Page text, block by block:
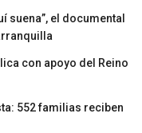
suena”, el documental
con apoyo del Reino
552 familias reciben